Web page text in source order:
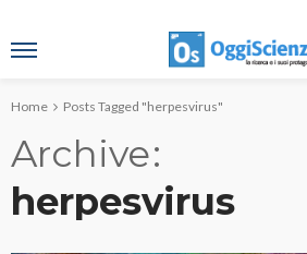
Home Posts Tagged "herpesvirus"
Archive
herpesvirus